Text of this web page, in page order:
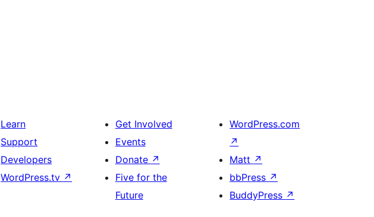
Learn
Support
Developers
WordPress.tv ↗
Get Involved
Events
Donate ↗
Five for the
Future
WordPress.com
↗
Matt ↗
bbPress ↗
BuddyPress ↗